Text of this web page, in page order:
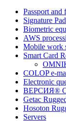
Passport and
Signature
Biometric
AWS
Mobile work
Smart Card
COLOP e-
Electronic
ВЕРСИЯ®
Getac
Hosoton
Servers